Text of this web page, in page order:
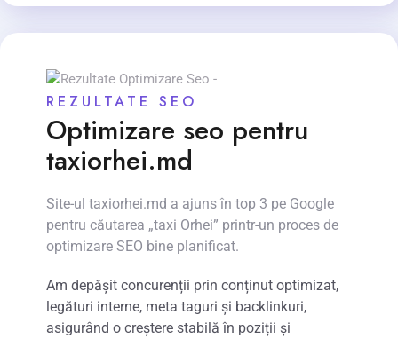
REZULTATE SEO
Optimizare seo pentru
taxiorhei.md
Site-ul taxiorhei.md a ajuns în top 3 pe Google
pentru căutarea „taxi Orhei” printr-un proces de
optimizare SEO bine planificat.
Am depășit concurenții prin conținut optimizat,
legături interne, meta taguri și backlinkuri,
asigurând o creștere stabilă în poziții și